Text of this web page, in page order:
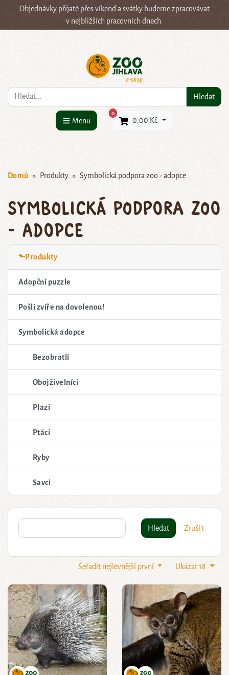
Objednávky přijaté přes víkend a svátky budeme zpracovávat
v nejbližších pracovních dnech.
Co hledáte? Hledat
Menu
0×
0,00 Kč
Domů Produkty Symbolická podpora zoo - adopce
Symbolická podpora zoo
- adopce
⬑Produkty
Adopční puzzle
Pošli zvíře na dovolenou!
Symbolická adopce
Bezobratlí
Obojživelníci
Plazi
Ptáci
Ryby
Savci
Hledat Zrušit
Ukázat 18
Seřadit nejlevnější první